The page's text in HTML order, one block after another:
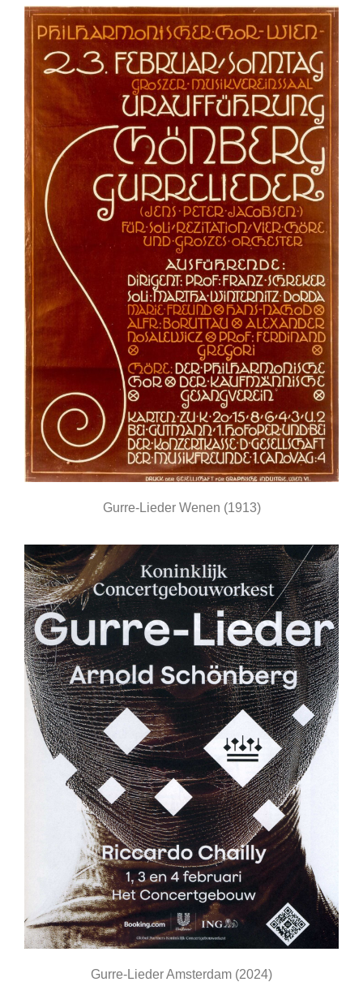
Gurre-Lieder Wenen (1913)
Gurre-Lieder Amsterdam (2024)